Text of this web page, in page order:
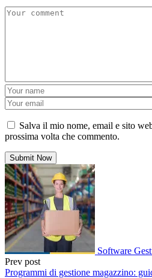
Salva il mio nome, email e sito
prossima volta che commento.
Software
Prev post
Programmi di gestione magazzino: